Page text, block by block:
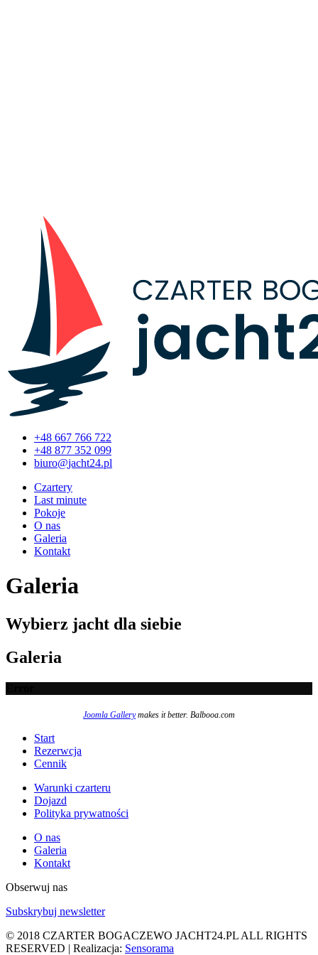
+48 667 766 722
+48 877 352 099
Czartery
Last minute
Pokoje
O nas
Galeria
Kontakt
Galeria
Wybierz jacht dla siebie
Galeria
Joomla Gallerymakes it better. Balbooa.com
Start
Rezerwcja
Cennik
Warunki czarteru
Dojazd
Polityka prywatności
O nas
Galeria
Kontakt
Obserwuj nas
Subskrybuj newsletter
© 2018 CZARTER BOGACZEWO JACHT24.PL ALL RIGHTS
RESERVED | Realizacja: Sensorama